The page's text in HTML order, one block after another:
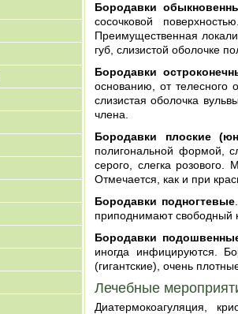
Бородавки
сосочковой
Преимущественная
губ, слизистой оболочке
Бородавки
основанию, от телесного
слизистая оболочка
члена.
Бородавки плоские
полигональной формой,
серого, слегка
Отмечается, как и при
Бородавки подногтевые
приподнимают свободный
Бородавки
иногда инфицируются.
(гигантские), очень
Лечебные
Диатермокоагуляция,